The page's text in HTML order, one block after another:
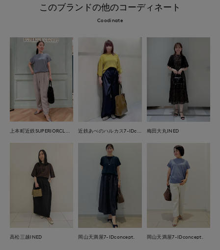
このブランドの他のコーディネート
Coodinate
梅田大丸INED
高松三越INED 岡山天満屋7-IDconcept. 岡山天満屋7-IDconcept.